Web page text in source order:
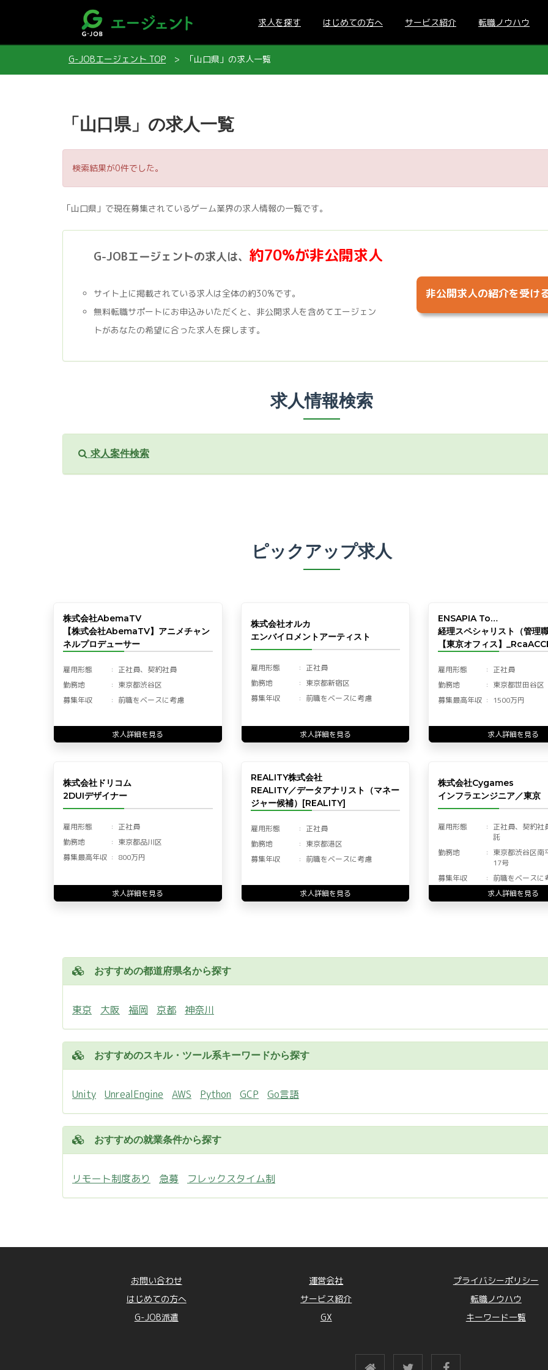
求人を探す はじめての方へ サービス紹介 転職ノウハウ
G-JOBエージェント TOP 「山口県」の求人一覧
「山口県」の求人一覧
検索結果が0件でした。
「山口県」で現在募集されているゲーム業界の求人情報の一覧です。
G-JOBエージェントの求人は、 約70%が非公開求人
サイト上に掲載されている求人は全体の約30%です。
無料転職サポートにお申込みいただくと、非公開求人を含めてエージェン
トがあなたの希望に合った求人を探します。
非公開求人の紹介を受け
求人情報検索
求人案件検索
ピックアップ求人
株式会社AbemaTV
【株式会社AbemaTV】アニメチャン
ネルプロデューサー
雇用形態
正社員、契約社員
勤務地
東京都渋谷区
募集年収
前職をベースに考慮
求人詳細を見る
株式会社オルカ
エンバイロメントアーティスト
雇用形態
正社員
勤務地
東京都新宿区
募集年収
前職をベースに考慮
求人詳細を見る
ENSAPIA To…
経理スペシャリスト（管理
【東京オフィス】
雇用形態
正社員
勤務地
東京都世田谷区
募集最高年収
1500万円
求人詳細を見る
株式会社ドリコム
2DUIデザイナー
雇用形態
正社員
勤務地
東京都品川区
募集最高年収
800万円
求人詳細を見る
REALITY株式会社
REALITY／データアナリスト（マネー
ジャー候補）[REALITY]
雇用形態
正社員
勤務地
東京都港区
募集年収
前職をベースに考慮
求人詳細を見る
株式会社Cygames
インフラエンジニア／東京
雇用形態
正社員、契約社
託
勤務地
東京都渋谷区南
17号
募集年収
前職をベースに
求人詳細を見る
おすすめの都道府県名から探す
東京 大阪 福岡 京都 神奈川
おすすめのスキル・ツール系キーワードから探す
Unity UnrealEngine AWS Python GCP Go言語
おすすめの就業条件から探す
リモート制度あり 急募 フレックスタイム制
お問い合わせ 運営会社
プライバシーポリシー
はじめての方へ
サービス紹介
転職ノウハウ
G-JOB派遣
GX キーワード一覧